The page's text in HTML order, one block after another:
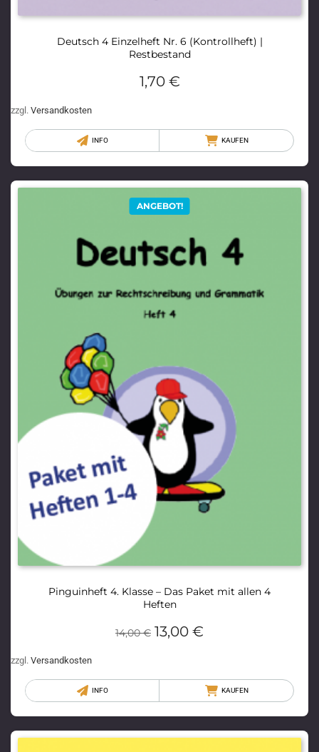
Deutsch 4 Einzelheft Nr. 6 (Kontrollheft) |
Restbestand
1,70 €
zzgl. Versandkosten
INFO KAUFEN
ANGEBOT!
Pinguinheft 4. Klasse – Das Paket mit allen 4
Heften
14,00€ 13,00 €
zzgl. Versandkosten
INFO KAUFEN